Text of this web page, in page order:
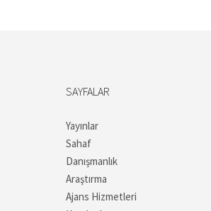
SAYFALAR
Yayınlar
Sahaf
Danışmanlık
Araştırma
Ajans Hizmetleri